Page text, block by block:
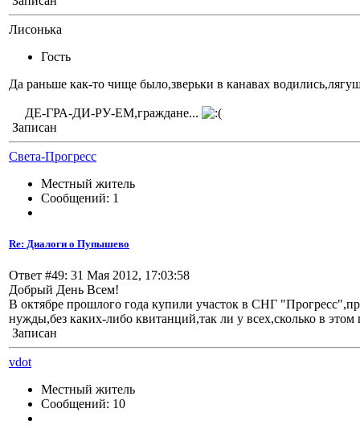
Лисонька
Гость
Да раньше как-то чище было,зверьки в канавах
ДЕ-ГРА-ДИ-РУ-ЕМ,граждане...
Записан
Света-Прогресс
Местный житель
Сообщений: 1
Re: Диалоги о Пупышево
Ответ #49: 31 Мая 2012, 17:03:58
Добрый День Всем!
В октябре прошлого года купили участок в СНГ
нужды,без каких-либо квитанций,так ли у всех,сколько в
Записан
vdot
Местный житель
Сообщений: 10